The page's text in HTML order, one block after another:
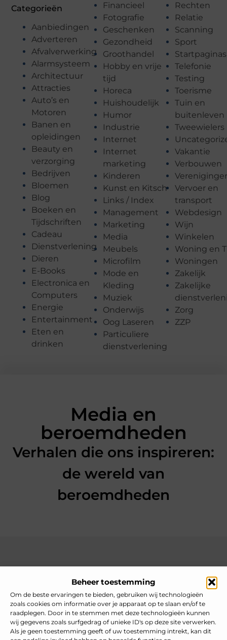
Beheer toestemming
Om de beste ervaringen te bieden, gebruiken wij technologieën
zoals cookies om informatie over je apparaat op te slaan en/of te
raadplegen. Door in te stemmen met deze technologieën kunnen
wij gegevens zoals surfgedrag of unieke ID's op deze site verwerken.
Als je geen toestemming geeft of uw toestemming intrekt, kan dit
Categorieën
Aanbiedingen
Adverteren
Afvalverwerking
Alarmsysteem
Architectuur
Attracties
Auto’s en
Motoren
Banen en
opleidingen
Beauty en
verzorging
Bedrijven
Bloemen
Blog
Boeken en
Tijdschriften
Cadeau
Dienstverlening
Dieren
E-Books
Electronica en
Computers
Energie
Entertainment
Eten en
drinken
Financieel
Fotografie
Geschenken
Gezondheid
Groothandel
Hobby en vrije
tijd
Horeca
Huishoudelijk
Humor
Industrie
Internet
Internet
marketing
Kinderen
Kunst en Kitsch
Links / Index
Management
Marketing
Media
Meubels
Microfilm
Mode en
Kleding
Muziek
Onderwijs
Oog Laseren
Particuliere
dienstverlening
Rechten
Relatie
Scanning
Sport
Startpaginas
Telefonie
Testing
Toerisme
Tuin en
buitenleven
Tweewielers
Vakantie
Verbouwen
Vervoer en
transport
Webdesign
Wijn
Winkelen
Woning en
Woningen
Zakelijk
Zakelijke
Zorg
ZZP
Media en
beroemdheden
Verhalen die ons inspireren:
de wereld van
beroemdheden
Jouw gids voor inspiratie en tips uit het dagelijks leven.
Ontdek een brede verzameling blogs en artikelen die je helpen
om het meeste uit elke dag te halen, met praktische adviezen
en verrassende inzichten.
Bericht categorie